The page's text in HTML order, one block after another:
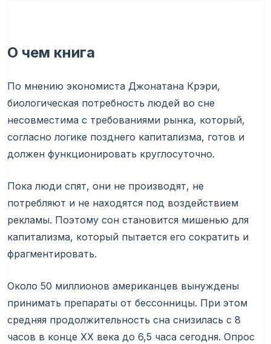
О чем книга
По мнению экономиста Джонатана Крэри,
биологическая потребность людей во сне
несовместима с требованиями рынка, который,
согласно логике позднего капитализма, готов и
должен функционировать круглосуточно.
Пока люди спят, они не производят, не
потребляют и не находятся под воздействием
рекламы. Поэтому сон становится мишенью для
капитализма, который пытается его сократить и
фрагментировать.
Около 50 миллионов американцев вынуждены
принимать препараты от бессонницы. При этом
средняя продолжительность сна снизилась с 8
часов в конце XX века до 6,5 часа сегодня. Опрос